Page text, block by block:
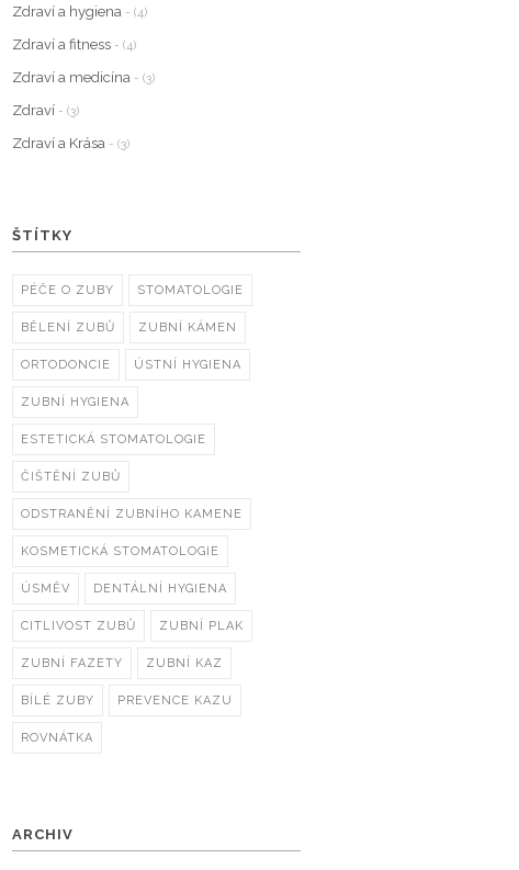
Zdraví a hygiena - (4)
Zdraví a fitness - (4)
Zdraví a medicína - (3)
Zdraví - (3)
Zdraví a Krása - (3)
ŠTÍTKY
PÉČE O ZUBY STOMATOLOGIE
BĚLENÍ ZUBŮ ZUBNÍ KÁMEN
ORTODONCIE ÚSTNÍ HYGIENA
ZUBNÍ HYGIENA
ESTETICKÁ STOMATOLOGIE
ČIŠTĚNÍ ZUBŮ
ODSTRANĚNÍ ZUBNÍHO KAMENE
KOSMETICKÁ STOMATOLOGIE
ÚSMĚV DENTÁLNÍ HYGIENA
CITLIVOST ZUBŮ ZUBNÍ PLAK
ZUBNÍ FAZETY ZUBNÍ KAZ
BÍLÉ ZUBY PREVENCE KAZU
ROVNÁTKA
ARCHIV